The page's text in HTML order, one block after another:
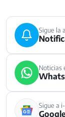
Sigue la
Noticias
Sigue a